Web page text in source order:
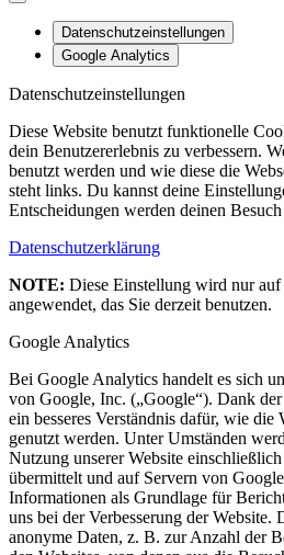
Datenschutzeinstellungen
Google Analytics
Datenschutzeinstellungen
Diese Website benutzt funktionelle
dein Benutzererlebnis zu verbessern.
benutzt werden und wie diese die
steht links. Du kannst deine
Entscheidungen werden deinen
Datenschutzerklärung
NOTE: Diese Einstellung wird nur
angewendet, das Sie derzeit benutzen.
Google Analytics
Bei Google Analytics handelt es sich
von Google, Inc. („Google“). Dank
ein besseres Verständnis dafür, wie die
genutzt werden. Unter Umständen
Nutzung unserer Website
übermittelt und auf Servern von
Informationen als Grundlage für
uns bei der Verbesserung der Website.
anonyme Daten, z. B. zur Anzahl der